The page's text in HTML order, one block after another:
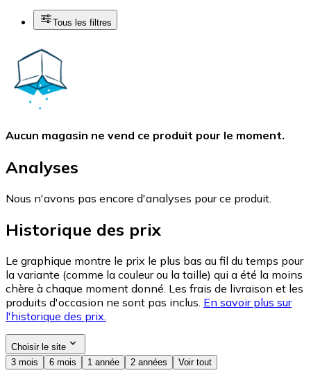
Tous les filtres
Aucun magasin ne vend ce produit pour le moment.
Analyses
Nous n'avons pas encore d'analyses pour ce produit.
Historique des prix
Le graphique montre le prix le plus bas au fil du temps pour
la variante (comme la couleur ou la taille) qui a été la moins
chère à chaque moment donné. Les frais de livraison et les
produits d'occasion ne sont pas inclus. En savoir plus sur
l'historique des prix.
Choisir le site
3 mois
6 mois 1 année 2 années Voir tout